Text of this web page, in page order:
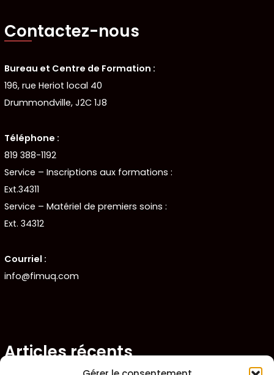
Contactez-nous
Bureau et Centre de Formation :
196, rue Heriot local 40
Drummondville, J2C 1J8
Téléphone :
819 388-1192
Service – Inscriptions aux formations :
Ext.34311
Service – Matériel de premiers soins :
Ext. 34312
Courriel :
info@fimuq.com
Articles récents